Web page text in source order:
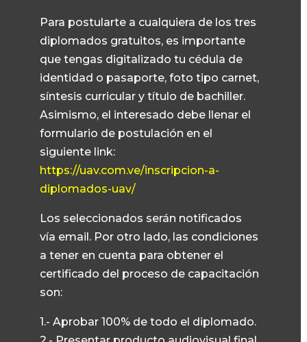
Para postularte a cualquiera de los tres
diplomados gratuitos, es importante
que tengas digitalizado tu cédula de
identidad o pasaporte, foto tipo carnet,
síntesis curricular y título de bachiller.
Asimismo, el interesado debe llenar el
formulario de postulación en el
siguiente link:
https://uav.com.ve/inscripcion-a-
diplomados-uav/
Los seleccionados serán notificados
vía email. Por otro lado, las condiciones
a tener en cuenta para obtener el
certificado del proceso de capacitación
son:
1.- Aprobar 100% de todo el diplomado.